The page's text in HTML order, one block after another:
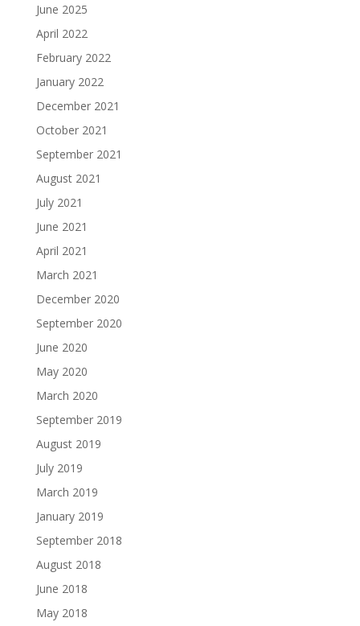
June 2025
April 2022
February 2022
January 2022
December 2021
October 2021
September 2021
August 2021
July 2021
June 2021
April 2021
March 2021
December 2020
September 2020
June 2020
May 2020
March 2020
September 2019
August 2019
July 2019
March 2019
January 2019
September 2018
August 2018
June 2018
May 2018